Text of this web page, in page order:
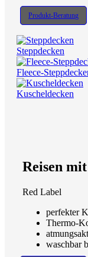
Produkt-Beratung
Steppdecken
Fleece-
Kuscheldecken
Reisen
Red Label
perfekter
Thermo-
waschbar